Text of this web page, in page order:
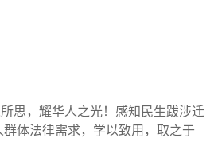
思，耀华人之光！感知民生跋涉迁
体法律需求，学以致用，取之于